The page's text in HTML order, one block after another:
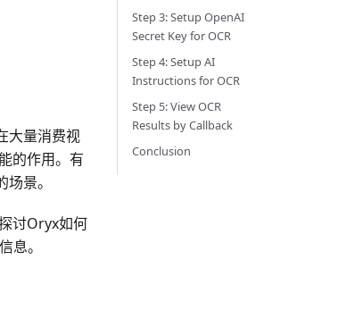
大量消费视
的作用。有
景。
讨Oryx如何
息。
Step 3: Setup OpenAI
Secret Key for OCR
Step 4: Setup AI
Instructions for OCR
Step 5: View OCR
Results by Callback
Conclusion